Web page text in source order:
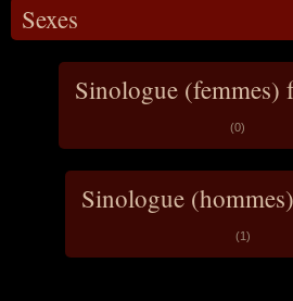
Sexes
Sinologue (femmes)
(0)
Sinologue
(1)